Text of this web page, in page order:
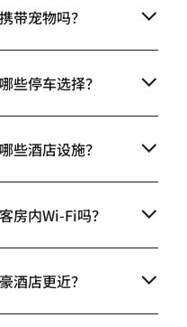
带宠物吗？
些停车选择？
些酒店设施？
房内Wi-Fi吗？
酒店更近？